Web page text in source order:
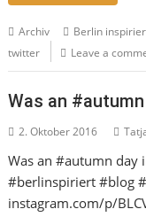
Archiv Berlin
twitter Leave a
Was an
2. Oktober 2016
Was an #autumn day
#berlinspiriert #blog
instagram.com/p/